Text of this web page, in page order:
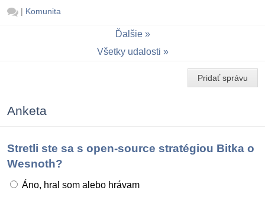
| Komunita
Ďalšie
Všetky udalosti
Pridať správu
Anketa
Stretli ste sa s open-source stratégiou Bitka o
Wesnoth?
Áno, hral som alebo hrávam